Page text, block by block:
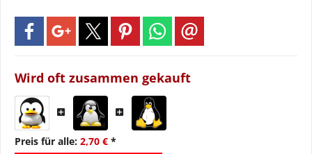
Wird oft zusammen gekauft
Preis für alle: 2,70 € *